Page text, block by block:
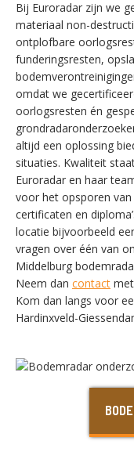
Bij Euroradar zijn we
materiaal non-
ontplofbare
funderingsresten,
omdat we
oorlogsresten én
altijd een oplossing
situaties. Kwaliteit
Euroradar en haar
voor het opsporen
certificaten en
locatie bijvoorbeeld
vragen over één van
Middelburg
Neem dan contact
Kom dan langs voor
Hardinxveld-